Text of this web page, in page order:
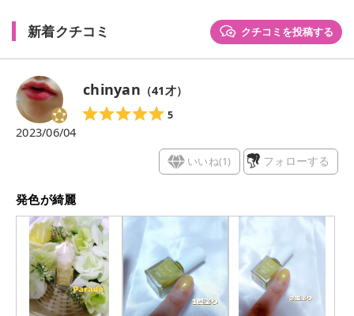
新着クチコミ クチコミを投稿する
chinyan （41才）
5
2023/06/04
いいね(1) フォローする
発色が綺麗